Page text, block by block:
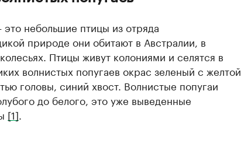
небольшие птицы из отряда
природе они обитают в Австралии, в
Птицы живут колониями и селятся в
волнистых попугаев окрас зеленый с желтой
головы, синий хвост. Волнистые попугаи
до белого, это уже выведенные
[1]